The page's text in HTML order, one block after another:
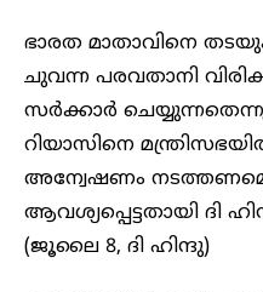
ഭാരത മാതാവിനെ
ചുവന്ന പരവതാനി
സർക്കാർ
റിയാസിനെ
അന്വേഷണം
ആവശ്യപ്പെട്ടതായി ദി
(ജൂലൈ 8, ദി ഹിന്ദു)